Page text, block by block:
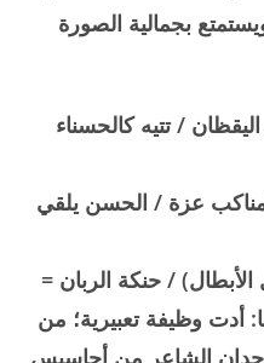
بجمالية الصورة
/ تتيه كالحسناء
عزة / الحسن يلقي
/ حنكة الربان =
أدت وظيفة تعبيرية؛ من
الشاعر من أحاسيس